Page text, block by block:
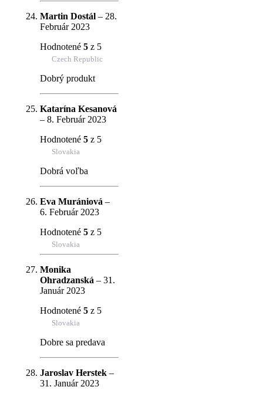
Martin Dostál – 28.
Február 2023
Hodnotené 5 z 5
Czech Republic
Dobrý produkt
Katarína Kesanová
– 8. Február 2023
Hodnotené 5 z 5
Slovakia
Dobrá voľba
Eva Murániová –
6. Február 2023
Hodnotené 5 z 5
Slovakia
Monika
Ohradzanská – 31.
Január 2023
Hodnotené 5 z 5
Slovakia
Dobre sa predava
Jaroslav Herstek –
31. Január 2023